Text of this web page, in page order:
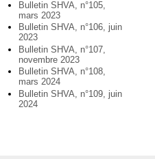
Bulletin SHVA, n°105,
mars 2023
Bulletin SHVA, n°106, juin
2023
Bulletin SHVA, n°107,
novembre 2023
Bulletin SHVA, n°108,
mars 2024
Bulletin SHVA, n°109, juin
2024